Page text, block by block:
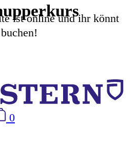
ist online und ihr könnt
0